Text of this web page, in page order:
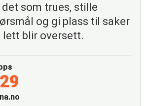
som trues, stille
og gi plass til saker
lett blir oversett.